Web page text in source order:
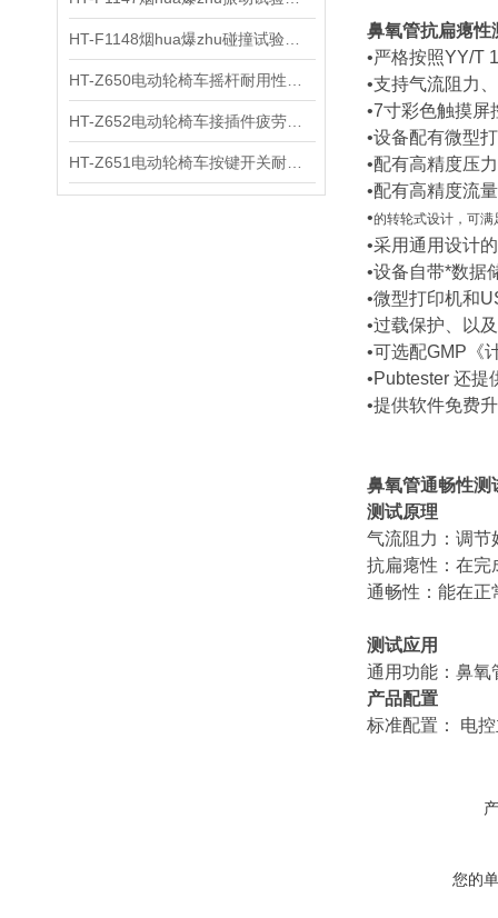
鼻氧管抗扁瘪
•严格按照YY/T
•支持气流阻力
•7寸彩色触摸
•设备配有微型
•配有高精度压
•配有高精度流
•的转轮式设计，可
•采用通用设计
•设备自带*数据
•微型打印机和
•过载保护、以
•可选配GMP《
•Pubtester 还提
•提供软件免费
鼻氧管通畅性测
测试原理
气流阻力：调节
抗扁瘪性：在完
通畅性：能在正
测试应用
通用功能：鼻氧
产品配置
标准配置：
电
您的